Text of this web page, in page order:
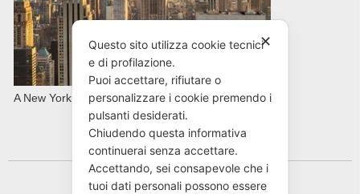
A New York con AVIS in primavera
✕
Questo sito utilizza cookie tecnici
e di profilazione.
Puoi accettare, rifiutare o
personalizzare i cookie premendo i
pulsanti desiderati.
Chiudendo questa informativa
continuerai senza accettare.
Accettando, sei consapevole che i
tuoi dati personali possono essere